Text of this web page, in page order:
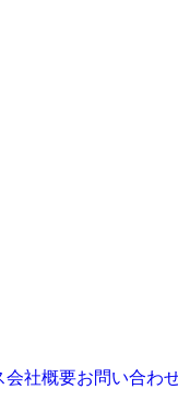
会社概要お問い合わ